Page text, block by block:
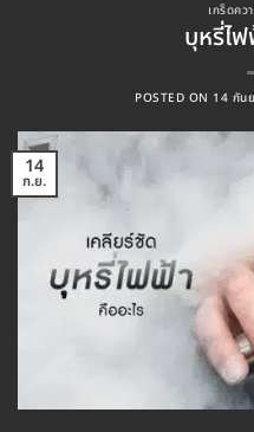
เกร็ดคว
บุหรี่ไ
POSTED ON 14 กัน
14
ก.ย.